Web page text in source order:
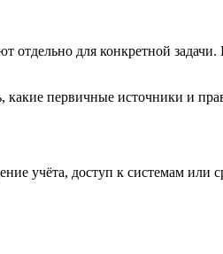
отдельно для конкретной
какие первичные источники и
учёта, доступ к системам